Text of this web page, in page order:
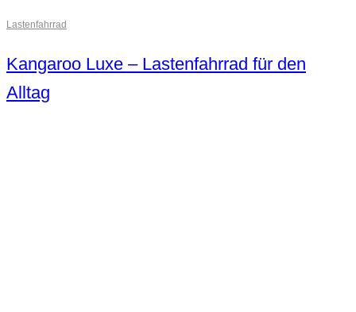
Lastenfahrrad
Kangaroo Luxe – Lastenfahrrad für den
Alltag